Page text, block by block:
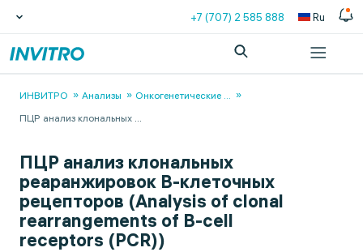
+7 (707) 2 585 888 Ru
ИНВИТРО Анализы Онкогенетические ...
ПЦР анализ клональных ...
ПЦР анализ клональных
реаранжировок В-клеточных
рецепторов (Analysis of clonal
rearrangements of B-cell
receptors (PCR))